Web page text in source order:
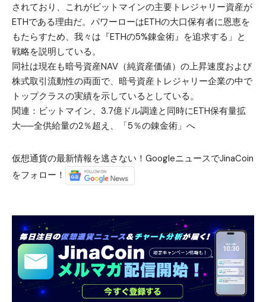
されており、これがビットマインの主要トレジャリー資産が
ETHである理由だ。パワーローはETHの大口保有者に恩恵を
もたらすため、我々は『ETHの5%錬金術』を追求する」と
戦略を説明している。
同社は現在も暗号資産NAV（純資産価値）の上昇速度および
株式取引流動性の両面で、暗号資産トレジャリー企業の中で
トップクラスの実績を示しているとしている。
関連： ビットマイン、3.7億ドル調達と同時にETH保有量拡
大──全供給量の2％超え、「5％の錬金術」へ
仮想通貨の最新情報を逃さない！GoogleニュースでJinaCoin
をフォロー！